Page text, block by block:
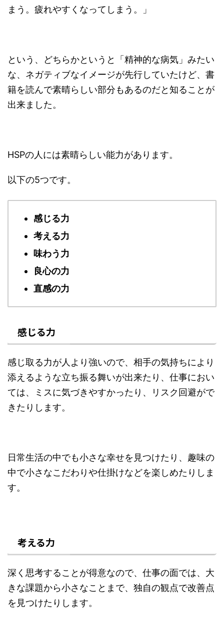
まう。疲れやすくなってしまう。」
という、どちらかというと「精神的な病気」みたい
な、ネガティブなイメージが先行していたけど、書
籍を読んで素晴らしい部分もあるのだと知ることが
出来ました。
HSPの人には素晴らしい能力があります。
以下の5つです。
感じる力
考える力
味わう力
良心の力
直感の力
感じる力
感じ取る力が人より強いので、相手の気持ちにより
添えるような立ち振る舞いが出来たり、仕事におい
ては、ミスに気づきやすかったり、リスク回避がで
きたりします。
日常生活の中でも小さな幸せを見つけたり、趣味の
中で小さなこだわりや仕掛けなどを楽しめたりしま
す。
考える力
深く思考することが得意なので、仕事の面では、大
きな課題から小さなことまで、独自の観点で改善点
を見つけたりします。